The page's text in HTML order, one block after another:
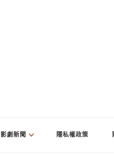
影劇新聞 隱私權政策